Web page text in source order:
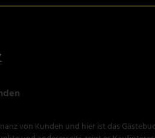
von Kunden und hier ist das